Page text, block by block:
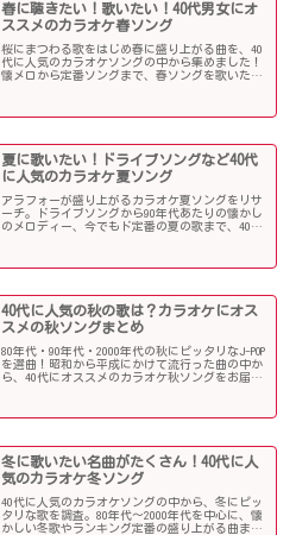
春に聴きたい！歌いたい！40代男女にオ
ススメのカラオケ春ソング
桜にまつわる歌をはじめ春に盛り上がる曲を、40
代に人気のカラオケソングの中から集めました！
懐メロから定番ソングまで、春ソングを歌いたい
夏に歌いたい！ドライブソングなど40代
に人気のカラオケ夏ソング
アラフォーが盛り上がるカラオケ夏ソングをリサ
ーチ。ドライブソングから90年代あたりの懐かし
のメロディー、今でもド定番の夏の歌まで、40代
40代に人気の秋の歌は？カラオケにオス
スメの秋ソングまとめ
80年代・90年代・2000年代の秋にピッタリなJ-POP
を選曲！昭和から平成にかけて流行った曲の中か
ら、40代にオススメのカラオケ秋ソングをお届け
冬に歌いたい名曲がたくさん！40代に人
気のカラオケ冬ソング
40代に人気のカラオケソングの中から、冬にピッ
タリな歌を調査。80年代〜2000年代を中心に、懐
かしい冬歌やランキング定番の盛り上がる曲まで